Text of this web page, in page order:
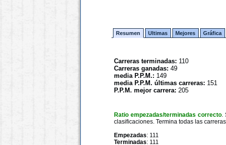
Resumen Ultimas Mejores Gráfica
Carreras terminadas: 110
Carreras ganadas: 49
media P.P.M.: 149
media P.P.M. últimas carreras: 151
P.P.M. mejor carrera: 205
Ratio empezadas/terminadas correcto.
clasificaciones. Termina todas las
Empezadas: 111
Terminadas: 111